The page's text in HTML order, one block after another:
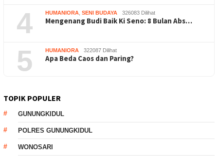
4 HUMANIORA SENI BUDAYA 326083 Dilihat
Mengenang Budi Baik Ki Seno: 8 Bulan Abs…
5 HUMANIORA 322087 Dilihat
Apa Beda Caos dan Paring?
TOPIK POPULER
GUNUNGKIDUL
POLRES GUNUNGKIDUL
WONOSARI